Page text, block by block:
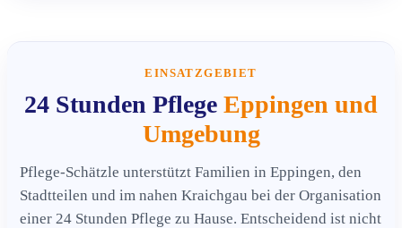
EINSATZGEBIET
24 Stunden Pflege Eppingen und
Umgebung
Pflege-Schätzle unterstützt Familien in Eppingen, den
Stadtteilen und im nahen Kraichgau bei der Organisation
einer 24 Stunden Pflege zu Hause. Entscheidend ist nicht